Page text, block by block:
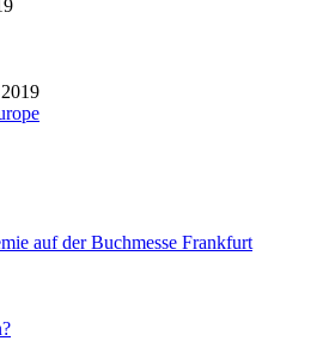
auf der Buchmesse Frankfurt